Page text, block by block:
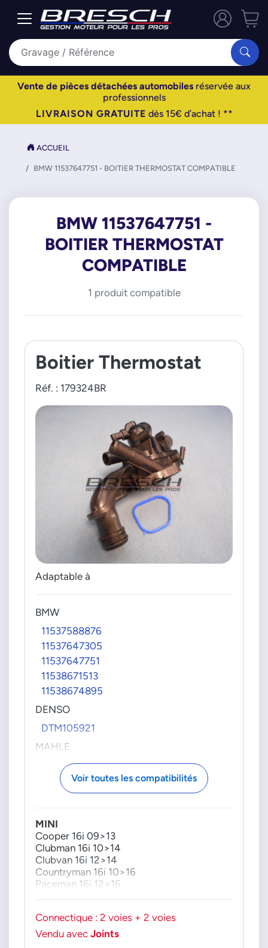
Vente de pièces détachées automobiles réservée aux
professionnels
LIVRAISON GRATUITE dès 15€ d’achat ! **
ACCUEIL
BMW 11537647751 - BOITIER THERMOSTAT COMPATIBLE
BMW 11537647751 -
BOITIER THERMOSTAT
COMPATIBLE
1 produit compatible
Boitier Thermostat
Réf. : 179324BR
Adaptable à
BMW
11537588876
11537647305
11537647751
11538671513
11538674895
DENSO
DTM105921
MAHLE
TM46105
VDO-CONTINENTAL
Voir toutes les compatibilités
MINI
Cooper 16i 09>13
Clubman 16i 10>14
Clubvan 16i 12>14
Countryman 16i 10>16
Paceman 16i 12>16
Connectique : 2 voies + 2 voies
Vendu avec Joints